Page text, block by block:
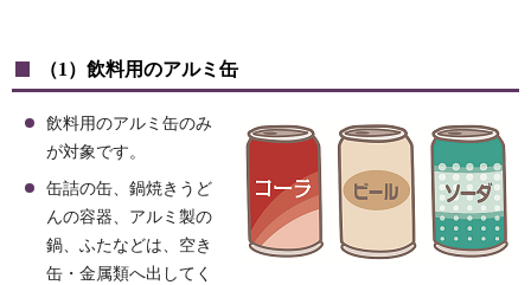
（1）飲料用のアルミ缶
飲料用のアルミ缶のみ
が対象です。
缶詰の缶、鍋焼きうど
んの容器、アルミ製の
鍋、ふたなどは、空き
缶・金属類へ出してく